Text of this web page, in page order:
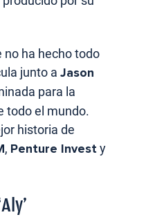
ha hecho todo
junto a Jason
para la
todo el mundo.
historia de
, Penture Invest y